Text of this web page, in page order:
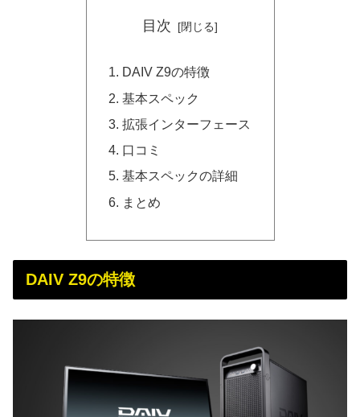
目次
DAIV Z9の特徴
基本スペック
拡張インターフェース
口コミ
基本スペックの詳細
まとめ
DAIV Z9の特徴